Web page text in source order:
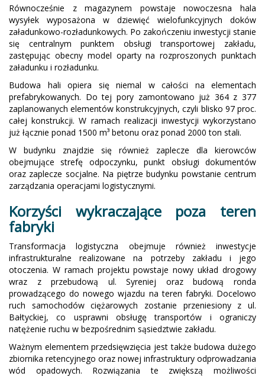
Równocześnie z magazynem powstaje nowoczesna hala
wysyłek wyposażona w dziewięć wielofunkcyjnych doków
załadunkowo-rozładunkowych. Po zakończeniu inwestycji stanie
się centralnym punktem obsługi transportowej zakładu,
zastępując obecny model oparty na rozproszonych punktach
załadunku i rozładunku.
Budowa hali opiera się niemal w całości na elementach
prefabrykowanych. Do tej pory zamontowano już 364 z 377
zaplanowanych elementów konstrukcyjnych, czyli blisko 97 proc.
całej konstrukcji. W ramach realizacji inwestycji wykorzystano
już łącznie ponad 1500 m³ betonu oraz ponad 2000 ton stali.
W budynku znajdzie się również zaplecze dla kierowców
obejmujące strefę odpoczynku, punkt obsługi dokumentów
oraz zaplecze socjalne. Na piętrze budynku powstanie centrum
zarządzania operacjami logistycznymi.
Korzyści wykraczające poza teren
fabryki
Transformacja logistyczna obejmuje również inwestycje
infrastrukturalne realizowane na potrzeby zakładu i jego
otoczenia. W ramach projektu powstaje nowy układ drogowy
wraz z przebudową ul. Syreniej oraz budową ronda
prowadzącego do nowego wjazdu na teren fabryki. Docelowo
ruch samochodów ciężarowych zostanie przeniesiony z ul.
Bałtyckiej, co usprawni obsługę transportów i ograniczy
natężenie ruchu w bezpośrednim sąsiedztwie zakładu.
Ważnym elementem przedsięwzięcia jest także budowa dużego
zbiornika retencyjnego oraz nowej infrastruktury odprowadzania
wód opadowych. Rozwiązania te zwiększą możliwości